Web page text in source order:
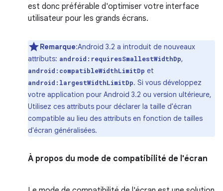
est donc préférable d'optimiser votre interface
utilisateur pour les grands écrans.
Remarque:Android 3.2 a introduit de nouveaux
attributs: android:requiresSmallestWidthDp,
android:compatibleWidthLimitDp et
android:largestWidthLimitDp. Si vous développez
votre application pour Android 3.2 ou version ultérieure,
Utilisez ces attributs pour déclarer la taille d'écran
compatible au lieu des attributs en fonction de tailles
d'écran généralisées.
À propos du mode de compatibilité de l'écran